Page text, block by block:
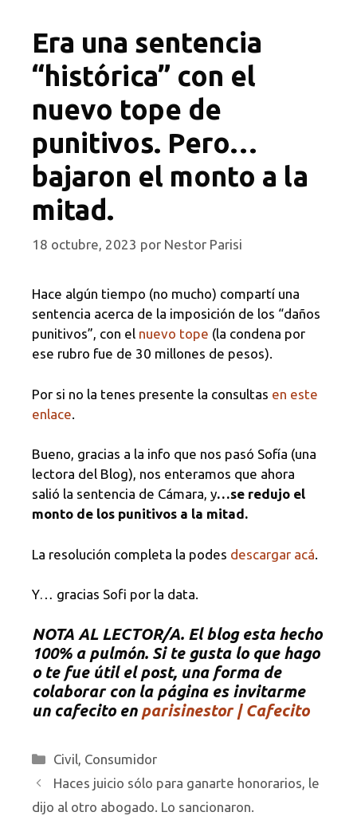
Era una sentencia
“histórica” con el
nuevo tope de
punitivos. Pero…
bajaron el monto a la
mitad.
18 octubre, 2023 por Nestor Parisi
Hace algún tiempo (no mucho) compartí una
sentencia acerca de la imposición de los “daños
punitivos”, con el nuevo tope (la condena por
ese rubro fue de 30 millones de pesos).
Por si no la tenes presente la consultas en este
enlace
Bueno, gracias a la info que nos pasó Sofía (una
lectora del Blog), nos enteramos que ahora
salió la sentencia de Cámara, y…se redujo el
monto de los punitivos a la mitad.
La resolución completa la podes descargar acá
Y… gracias Sofi por la data.
NOTA AL LECTOR/A. El blog esta hecho
100% a pulmón. Si te gusta lo que hago
o te fue útil el post, una forma de
colaborar con la página es invitarme
un cafecito en parisinestor | Cafecito
Categorías
Civil Consumidor
Haces juicio sólo para ganarte honorarios, le
dijo al otro abogado. Lo sancionaron.